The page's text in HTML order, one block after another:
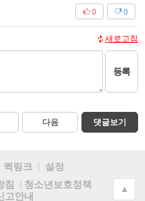
0
0
새로고침
등록
다음 댓글보기
퀵링크
설정
침
청소년보호정책
고안내
▲